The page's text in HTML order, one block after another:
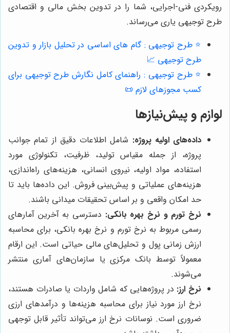
رویکردی فنی-اجرایی، شما را در تدوین بخش مالی و اقتصادی
طرح توجیهی یاری می‌رساند.
⭐️ طرح توجیهی : گام های اساسی در تحلیل بازار و تدوین
طرح توجیهی 📈
⭐️ طرح توجیهی : راهنمای کامل نگارش طرح توجیهی برای
کسب مجوزهای لازم 📜
لوازم و پیش‌نیازها
داده‌های اولیه پروژه: شامل اطلاعات دقیق از تمام جوانب
پروژه، از جمله مقیاس تولید، ظرفیت، تکنولوژی مورد
استفاده، مواد اولیه، نیروی انسانی، هزینه‌های راه‌اندازی،
هزینه‌های عملیاتی و پیش‌بینی فروش. این داده‌ها باید تا
حد امکان واقعی و بر اساس تحقیقات میدانی باشند.
نرخ تورم و نرخ بهره بانکی: دسترسی به آخرین آمارهای
رسمی مربوط به نرخ تورم و نرخ بهره بانکی، برای محاسبه
ارزش زمانی پول و تحلیل‌های مالی حیاتی است. این ارقام
معمولاً توسط بانک مرکزی یا سازمان‌های آماری منتشر
می‌شوند.
نرخ ارز: در پروژه‌هایی که شامل واردات یا صادرات هستند،
نرخ ارز مورد نیاز برای محاسبه هزینه‌ها و درآمدهای ارزی
ضروری است. نوسانات نرخ ارز می‌تواند تأثیر قابل توجهی